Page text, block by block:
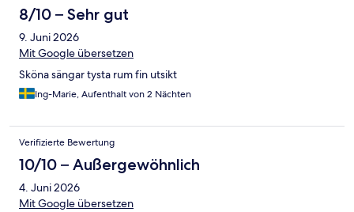
8/10 – Sehr gut
9. Juni 2026
Mit Google übersetzen
Sköna sängar tysta rum fin utsikt
Ing-Marie, Aufenthalt von 2 Nächten
Verifizierte Bewertung
10/10 – Außergewöhnlich
4. Juni 2026
Mit Google übersetzen